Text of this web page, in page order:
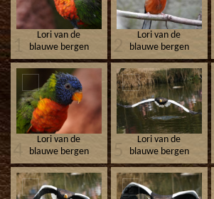
1
Lori van de
blauwe bergen
2
Lori van de
blauwe bergen
4
Lori van de
blauwe bergen
5
Lori van de
blauwe bergen